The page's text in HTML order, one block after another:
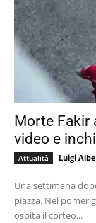
Morte Fakir
video e
Attualità Luigi
Una settimana
piazza. Nel
ospita il corteo...